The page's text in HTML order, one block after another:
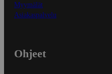
Myymälät
Asiakaspalvelu
Ohjeet